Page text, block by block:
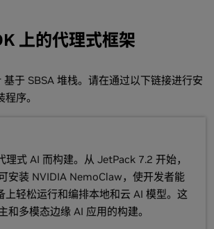
上的代理式框架
于 SBSA 堆栈。请在通过以下链接进行安
序。
式 AI 而构建。从 JetPack 7.2 开始，
安装 NVIDIA NemoClaw，使开发者能
轻松运行和编排本地和云 AI 模型。这
和多模态边缘 AI 应用的构建。